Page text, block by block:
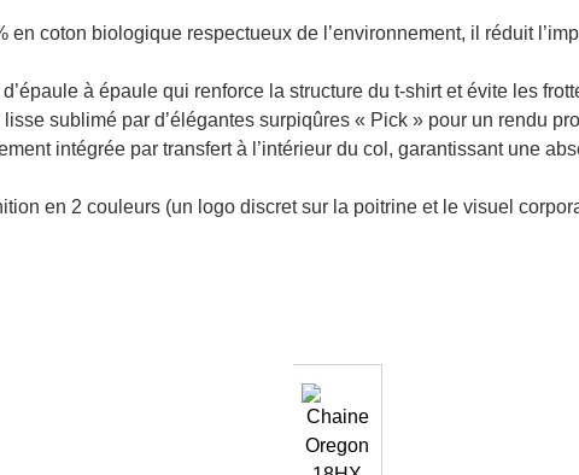
coton biologique respectueux de l’environnement, il réduit
à épaule qui renforce la structure du t-shirt et évite les
sublimé par d’élégantes surpiqûres « Pick » pour un rendu
intégrée par transfert à l’intérieur du col, garantissant une
en 2 couleurs (un logo discret sur la poitrine et le visuel